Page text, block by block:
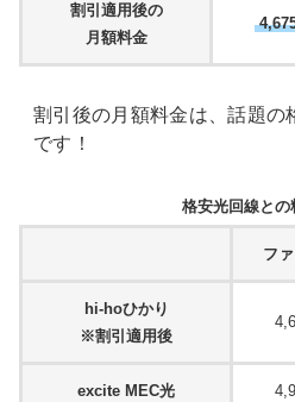
割引適用後の
月額料金
割引後の月額料金は、話題の
です！
格安光回線との
フ
hi-hoひかり
※割引適用後
excite MEC光